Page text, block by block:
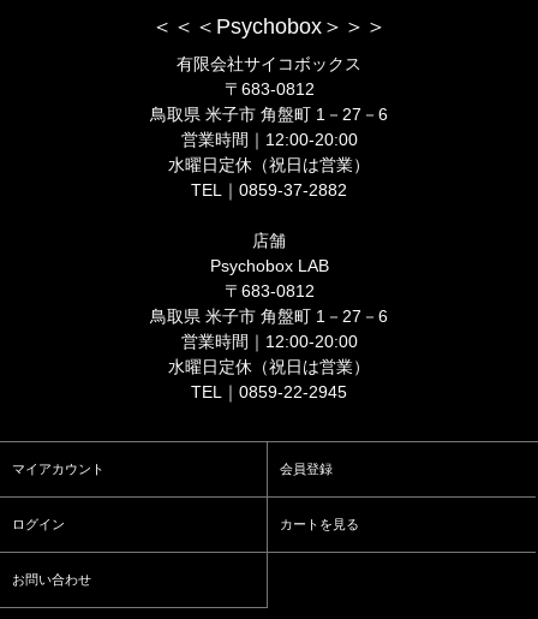
＜＜＜Psychobox＞＞＞
有限会社サイコボックス
〒683-0812
鳥取県 米子市 角盤町 1－27－6
営業時間｜12:00-20:00
水曜日定休（祝日は営業）
TEL｜0859-37-2882
店舗
Psychobox LAB
〒683-0812
鳥取県 米子市 角盤町 1－27－6
営業時間｜12:00-20:00
水曜日定休（祝日は営業）
TEL｜0859-22-2945
マイアカウント 会員登録
ログイン カートを見る
お問い合わせ